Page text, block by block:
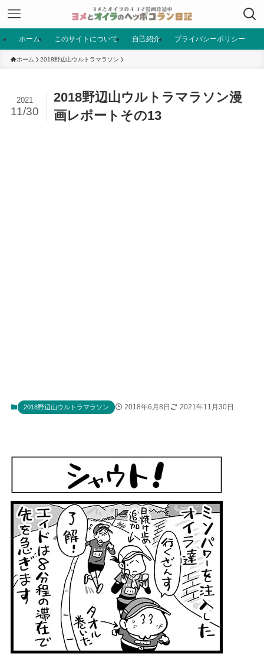
ホーム このサイトについて 自己紹介 プライバシーポリシー
ホーム 2018野辺山ウルトラマラソン
2018野辺山ウルトラマラソン漫
画レポートその13
2021
11/30
2018野辺山ウルトラマラソン 2018年6月8日 2021年11月30日